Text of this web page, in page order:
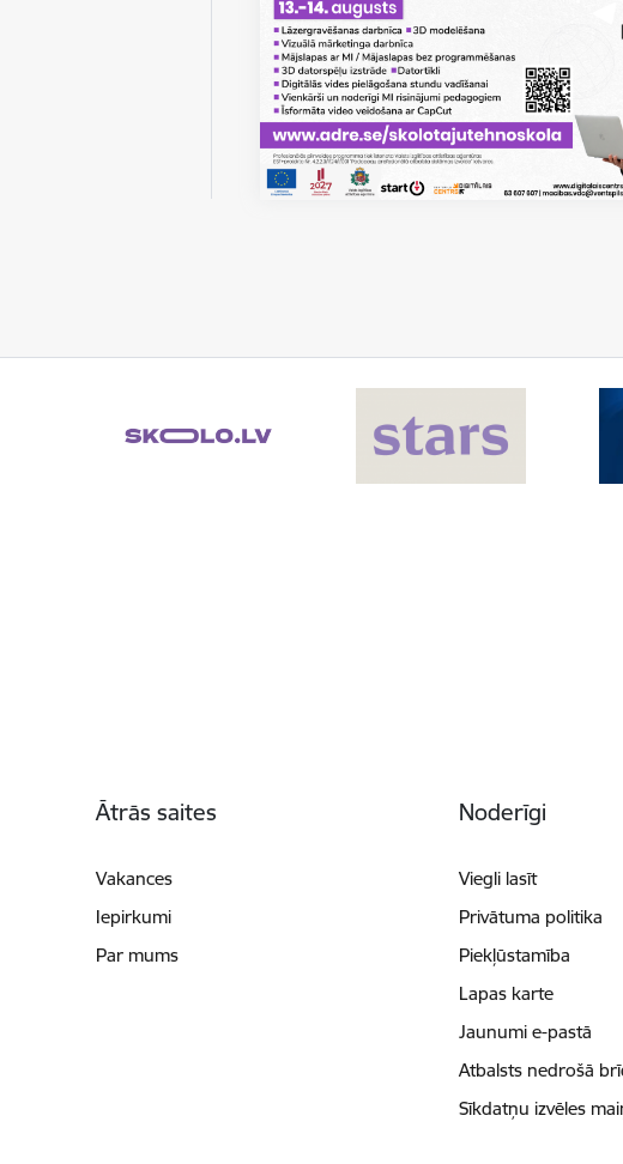
Ātrās saites
Vakances
Iepirkumi
Par mums
Noderīgi
Viegli lasīt
Privātuma politika
Piekļūstamība
Lapas karte
Jaunumi e-pastā
Atbalsts nedrošā
Sīkdatņu izvēles